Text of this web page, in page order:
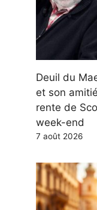
Deuil du
et son
rente de
week-end
7 août 2026